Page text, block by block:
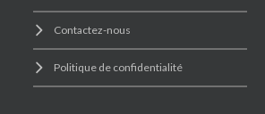
Contactez-nous
Politique de confidentialité